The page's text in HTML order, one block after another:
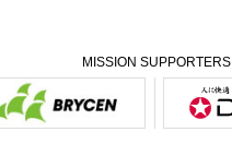
MISSION SUPPORTERS